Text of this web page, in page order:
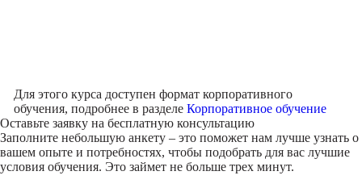
Для этого курса доступен формат корпоративного
обучения, подробнее в разделе Корпоративное обучение
Оставьте заявку на бесплатную консультацию
Заполните небольшую анкету – это поможет нам лучше узнать о
вашем опыте и потребностях, чтобы подобрать для вас лучшие
условия обучения. Это займет не больше трех минут.